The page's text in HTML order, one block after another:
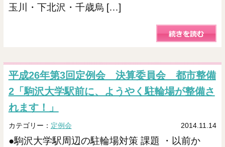
玉川・下北沢・千歳烏 […]
平成26年第3回定例会 決算委員会 都市整備
2「駒沢大学駅前に、ようやく駐輪場が整備さ
れます！」
カテゴリー： 定例会 2014.11.14
●駒沢大学駅周辺の駐輪場対策 課題 ・以前か